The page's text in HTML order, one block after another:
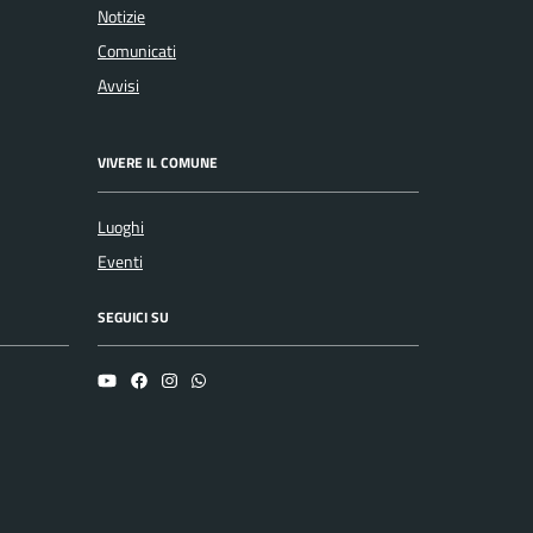
Notizie
Comunicati
Avvisi
VIVERE IL COMUNE
Luoghi
Eventi
SEGUICI SU
YouTubeFacebookInstagramWhatsapp